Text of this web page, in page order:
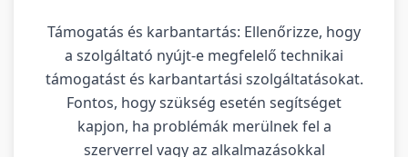
Támogatás és karbantartás: Ellenőrizze, hogy
a szolgáltató nyújt-e megfelelő technikai
támogatást és karbantartási szolgáltatásokat.
Fontos, hogy szükség esetén segítséget
kapjon, ha problémák merülnek fel a
szerverrel vagy az alkalmazásokkal